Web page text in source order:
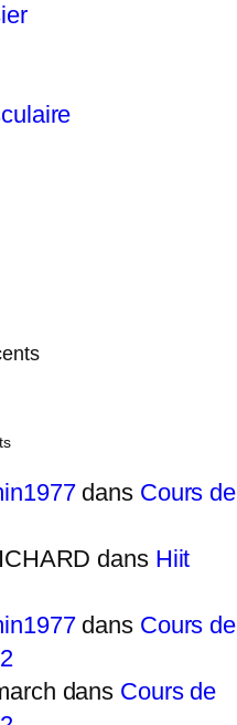
dans Cours de
dans Hiit
dans Cours de
dans Cours de